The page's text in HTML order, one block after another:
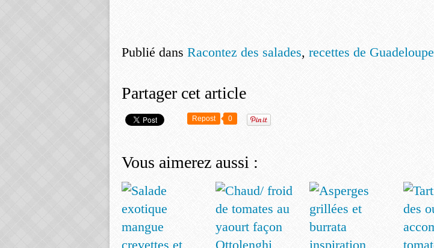
Publié dans Racontez des salades, recettes de Guadeloupe
Partager cet article
Repost 0
Vous aimerez aussi :